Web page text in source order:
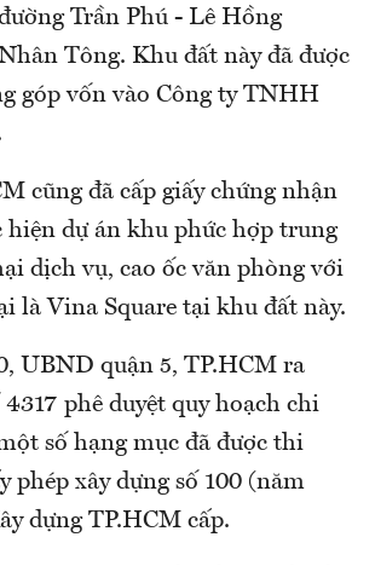
Trần Phú - Lê Hồng
Tông. Khu đất này đã được
góp vốn vào Công ty TNHH
cũng đã cấp giấy chứng nhận
hiện dự án khu phức hợp trung
dịch vụ, cao ốc văn phòng với
là Vina Square tại khu đất này.
UBND quận 5, TP.HCM ra
phê duyệt quy hoạch chi
số hạng mục đã được thi
phép xây dựng số 100 (năm
dựng TP.HCM cấp.